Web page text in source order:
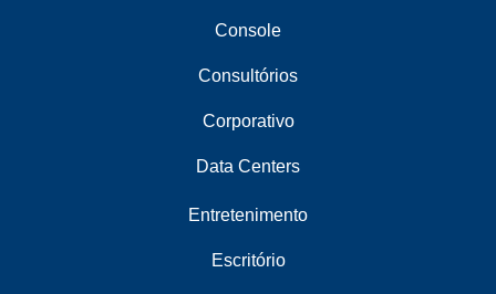
Console
Consultórios
Corporativo
Data Centers
Entretenimento
Escritório